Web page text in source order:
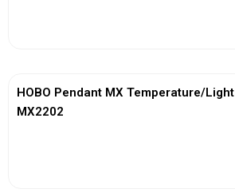
HOBO Pendant MX Temperature/
MX2202